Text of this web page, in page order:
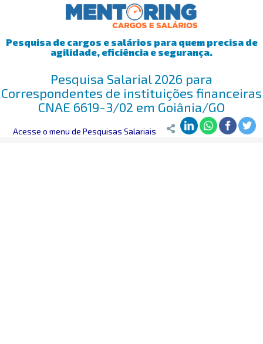
Pesquisa de cargos e salários para quem precisa de
agilidade, eficiência e segurança.
Pesquisa Salarial 2026 para
Correspondentes de instituições financeiras
CNAE 6619-3/02 em Goiânia/GO
Mentoring>Pesquisa Salarial>Goiânia/GO>Correspondentes de
Acesse o menu de Pesquisas Salariais